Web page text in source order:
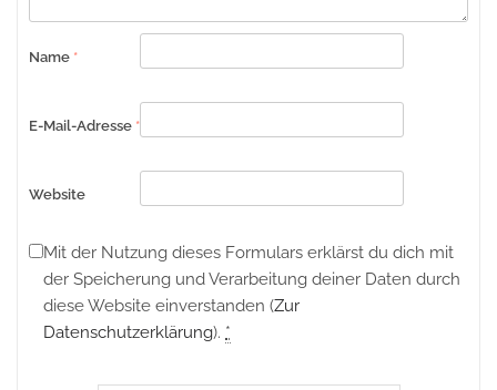
Name *
E-Mail-Adresse *
Website
Mit der Nutzung dieses Formulars erklärst du dich mit
der Speicherung und Verarbeitung deiner Daten durch
diese Website einverstanden (Zur
Datenschutzerklärung). *